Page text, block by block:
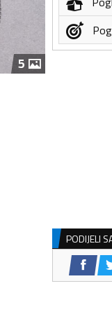
5
PODIJELI